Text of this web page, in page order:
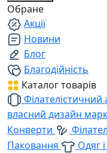
Обране
Акції
Новини
Блог
Благодійність
Каталог товарів
власний дизайн
Конверти
Паковання
Одяг